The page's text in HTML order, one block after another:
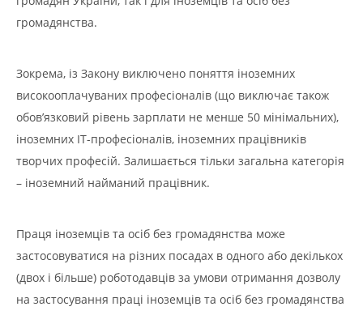
громадянства.
Зокрема, із Закону виключено поняття іноземних
високооплачуваних професіоналів (що виключає також
обов’язковий рівень зарплати не менше 50 мінімальних),
іноземних ІТ-професіоналів, іноземних працівників
творчих професій. Залишається тільки загальна категорія
– іноземний найманий працівник.
Праця іноземців та осіб без громадянства може
застосовуватися на різних посадах в одного або декількох
(двох і більше) роботодавців за умови отримання дозволу
на застосування праці іноземців та осіб без громадянства